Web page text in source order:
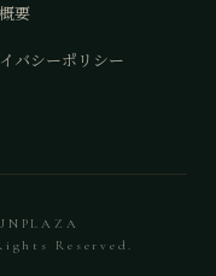
要
バシーポリシー
Reserved.